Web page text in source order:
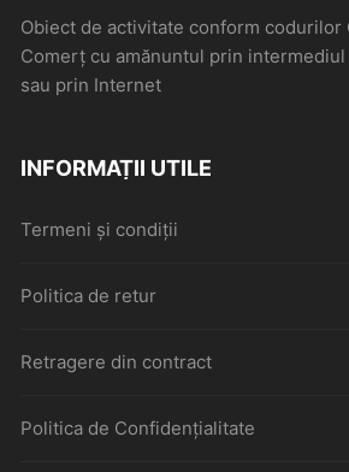
Obiect de activitate conform codurilor
Comerţ cu amănuntul prin
sau prin Internet
INFORMAȚII UTILE
Termeni și condiții
Politica de retur
Retragere din contract
Politica de Confidențialitate